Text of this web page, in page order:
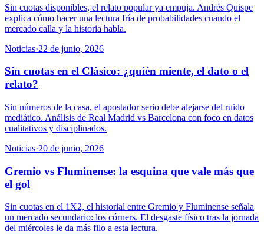
Sin cuotas disponibles, el relato popular ya empuja. Andrés Quispe
explica cómo hacer una lectura fría de probabilidades cuando el
mercado calla y la historia habla.
Noticias·22 de junio, 2026
Sin cuotas en el Clásico: ¿quién miente, el dato o el
relato?
Sin números de la casa, el apostador serio debe alejarse del ruido
mediático. Análisis de Real Madrid vs Barcelona con foco en datos
cualitativos y disciplinados.
Noticias·20 de junio, 2026
Gremio vs Fluminense: la esquina que vale más que
el gol
Sin cuotas en el 1X2, el historial entre Gremio y Fluminense señala
un mercado secundario: los córners. El desgaste físico tras la jornada
del miércoles le da más filo a esta lectura.